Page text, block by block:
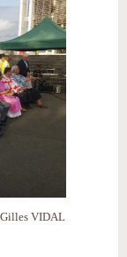
Gilles VIDAL